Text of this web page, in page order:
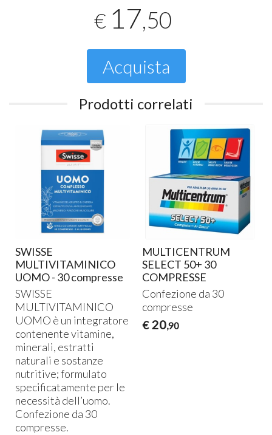
€ 17,50
Acquista
Prodotti correlati
SWISSE
MULTIVITAMINICO
UOMO - 30 compresse
SWISSE
MULTIVITAMINICO
UOMO è un integratore
contenente vitamine,
minerali, estratti
naturali e sostanze
nutritive; formulato
specificatamente per le
necessità dell’uomo.
Confezione da 30
compresse.
MULTICENTRUM
SELECT 50+ 30
COMPRESSE
Confezione da 30
compresse
€ 20,90